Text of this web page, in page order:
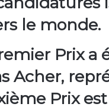
le monde.
Prixa
Acher,
Prixest